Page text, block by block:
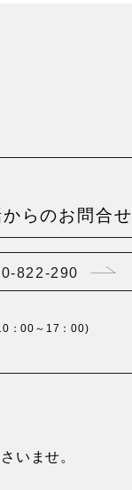
らのお問合せ
822-290
：00～17：00)
いませ。